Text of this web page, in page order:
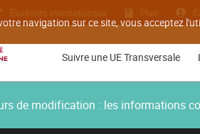
navigation sur ce site, vous acceptez
Etudiants internationaux Plan
Suivre une UE Transversale
de modification : les informations